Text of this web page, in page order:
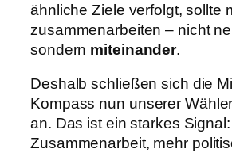
ähnliche Ziele verfolgt, sollte
zusammenarbeiten – nicht
sondern miteinander.
Deshalb schließen sich die
Kompass nun unserer
an. Das ist ein starkes
Zusammenarbeit, mehr